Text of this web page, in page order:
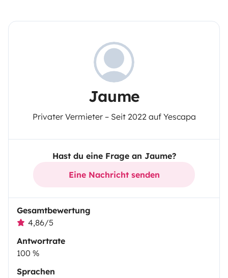
Jaume
Privater Vermieter – Seit 2022 auf Yescapa
Hast du eine Frage an Jaume?
Eine Nachricht senden
Gesamtbewertung
4,86/5
Antwortrate
100 %
Sprachen